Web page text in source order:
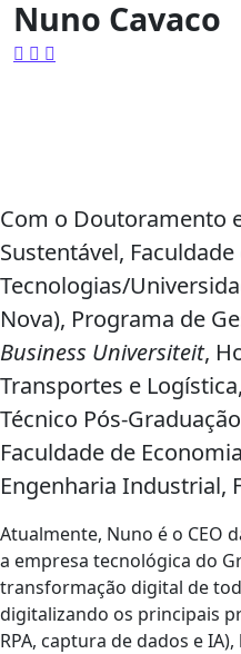
Nuno Cavaco
Com o Doutoramento
Sustentável,
Tecnologias/
Nova), Programa de
Business Universiteit,
Transportes e
Técnico Pós-
Faculdade de
Engenharia Industrial,
Atualmente, Nuno é o CEO
a empresa tecnológica do
transformação digital de
digitalizando os principais
RPA, captura de dados e